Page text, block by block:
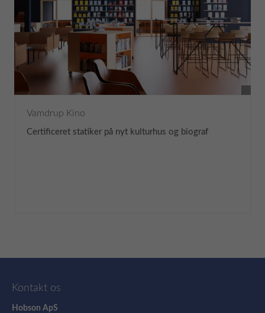
Vamdrup Kino
Certificeret statiker på nyt kulturhus og biograf
Kontakt os
Hobson ApS